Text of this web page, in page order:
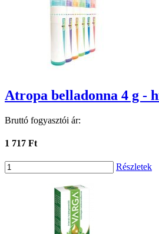
Atropa belladonna 4 g -
Bruttó fogyasztói ár:
1 717 Ft
Részletek